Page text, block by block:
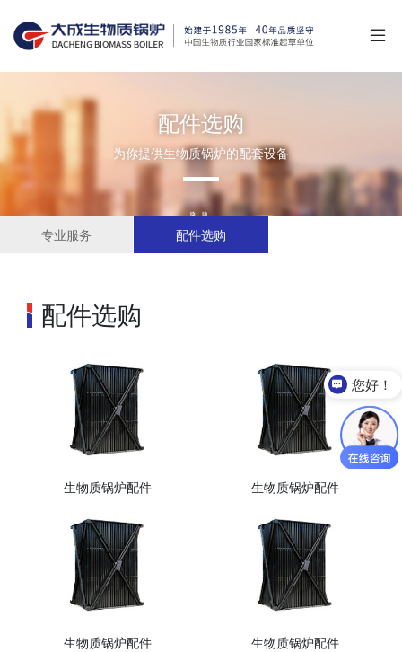
配件选购
为你提供生物质锅炉的配套设备
专业服务 配件选购
配件选购
生物质锅炉配件 生物质锅炉配件
生物质锅炉配件 生物质锅炉配件
您好！